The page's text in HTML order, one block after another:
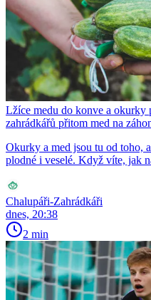
Lžíce medu do konve a okurky
zahrádkářů přitom med na
Okurky a med jsou tu od toho,
plodné i veselé. Když víte, jak
Chalupáři-Zahrádkáři
dnes, 20:38
2 min